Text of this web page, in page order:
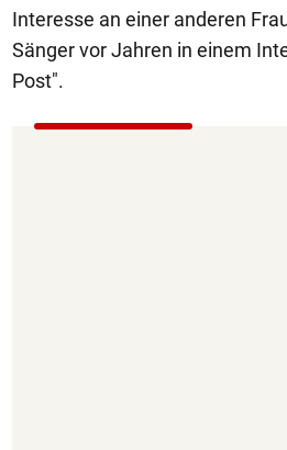
Interesse an einer anderen
Sänger vor Jahren in einem
Post".